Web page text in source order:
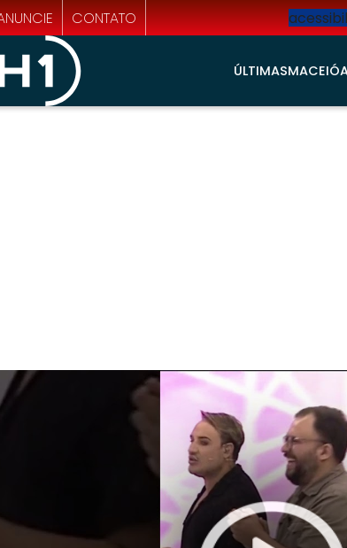
CONTATO
ÚLTIMASMACEIÓ